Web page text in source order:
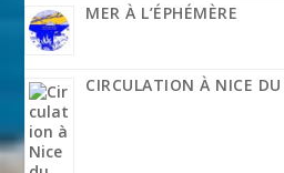
MER À L’ÉPHÉMÈRE
CIRCULATION À NICE